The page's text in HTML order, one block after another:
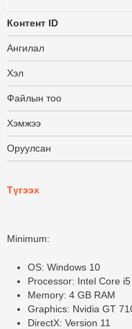
Контент ID
Ангилал
Хэл
Файлын тоо
Хэмжээ
Оруулсан
Түгээх
Minimum:
OS: Windows 10
Processor: Intel Core
Memory: 4 GB RAM
Graphics: Nvidia GT
DirectX: Version 11